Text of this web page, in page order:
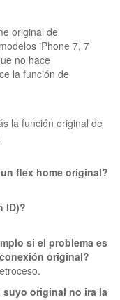
original de
iPhone 7, 7
no hace
la función de
la función original de
flex home original?
ID)?
si el problema es
original?
suyo original no ira la